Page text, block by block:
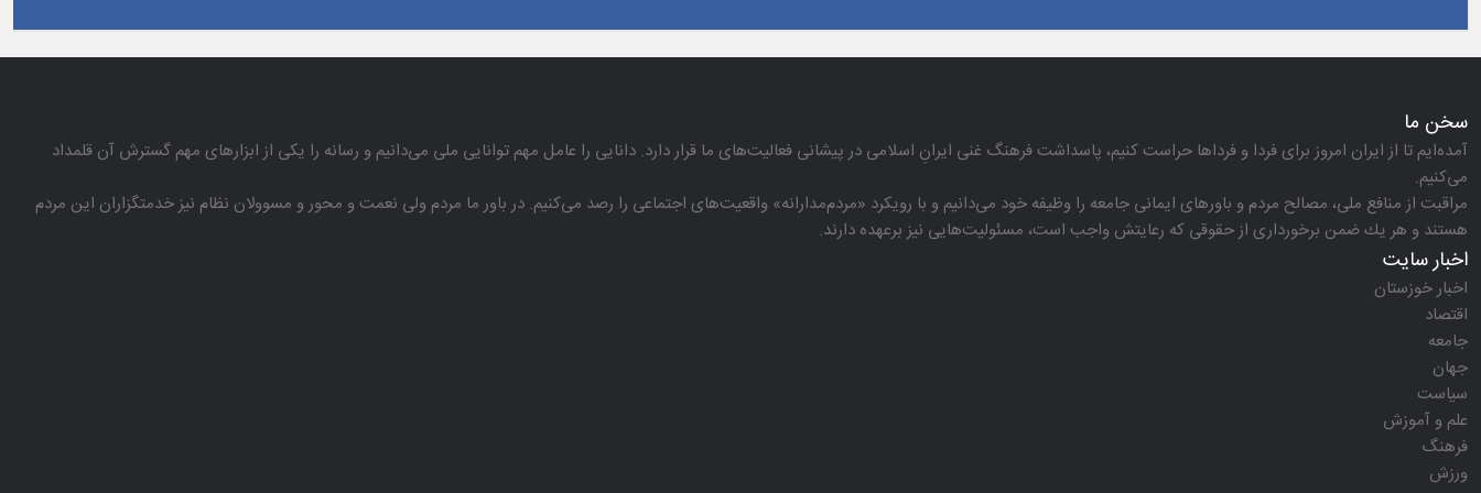
سخن ما
آمده‌ایم تا از ایران امروز برای فردا و فرداها حراست كنیم، پاسداشت فرهنگ غنی ایرانِ اسلامی در پیشانی فعالیت‌های ما قرار دارد. دانایی را عامل مهم توانایی ملی می‌دانیم و رسانه را یكی از ابزارهای مهم گسترش آن قلمداد
می‌كنیم.
مراقبت از منافع ملی، مصالح مردم و باورهای ایمانی جامعه را وظیفه خود می‌دانیم و با رویكرد «مردم‌مدارانه‌» واقعیت‌های اجتماعی را رصد می‌كنیم. در باور ما مردم ولی نعمت و محور و مسوولان نظام نیز خدمتگزاران این مردم
هستند و هر یك ضمن برخورداری از حقوقی كه رعایتش واجب است، مسئولیت‌هایی نیز برعهده دارند.
اخبار سایت
اخبار خوزستان
اقتصاد
جامعه
جهان
سیاست
علم و آموزش
فرهنگ
ورزش